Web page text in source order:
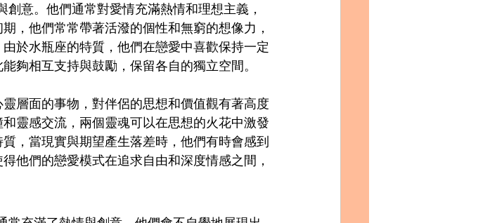
意。他們通常對愛情充滿熱情和理想主義，
，他們常常帶著活潑的個性和無窮的想像力，
於水瓶座的特質，他們在戀愛中喜歡保持一定
夠相互支持與鼓勵，保留各自的獨立空間。
層面的事物，對伴侶的思想和價值觀有著高度
靈感交流，兩個靈魂可以在思想的火花中激發
，當現實與期望產生落差時，他們有時會感到
他們的戀愛模式在追求自由和深度情感之間，